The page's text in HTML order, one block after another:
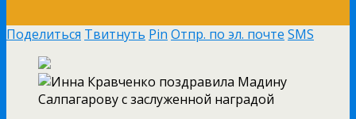
Поделиться Твитнуть Pin Отпр. по эл. почте SMS